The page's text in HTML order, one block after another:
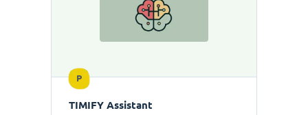
P
TIMIFY Assistant